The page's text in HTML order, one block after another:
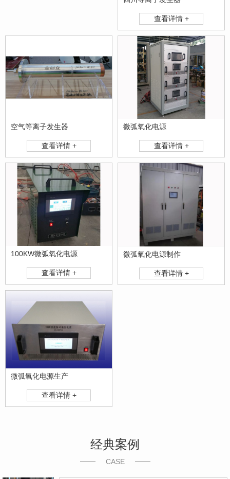
查看详情 +
空气等离子发生器
查看详情 +
微弧氧化电源
查看详情 +
100KW微弧氧化电源
查看详情 +
微弧氧化电源制作
查看详情 +
微弧氧化电源生产
查看详情 +
经典案例
CASE